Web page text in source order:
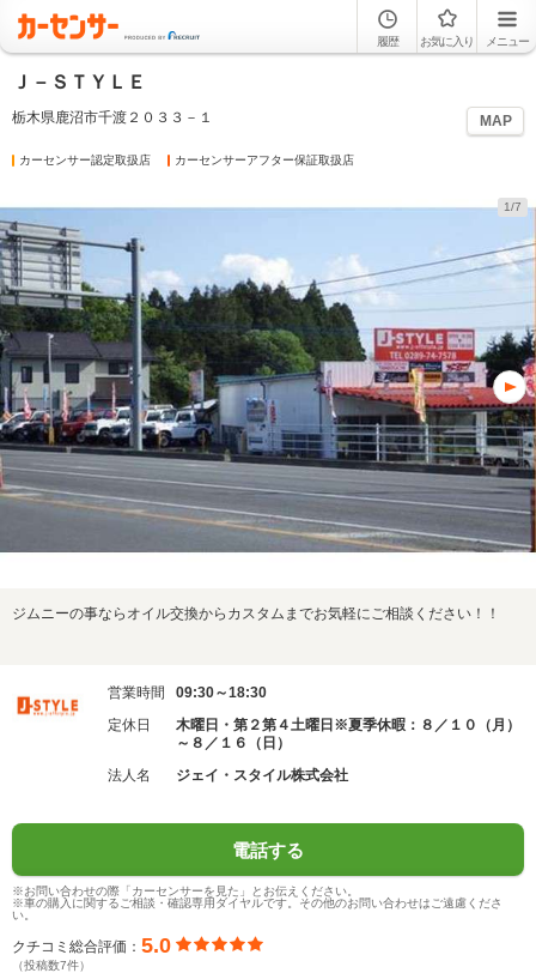
履歴 お気に入り メニュー
Ｊ－ＳＴＹＬＥ
栃木県鹿沼市千渡２０３３－１ MAP
カーセンサー認定取扱店 カーセンサーアフター保証取扱店
1/7
ジムニーの事ならオイル交換からカスタムまでお気軽にご相談ください！！
営業時間
09:30～18:30
定休日
木曜日・第２第４土曜日※夏季休暇：８／１０（月）
～８／１６（日）
法人名
ジェイ・スタイル株式会社
電話する
※お問い合わせの際「カーセンサーを見た」とお伝えください。
※車の購入に関するご相談・確認専用ダイヤルです。その他のお問い合わせはご遠慮くださ
い。
クチコミ総合評価： 5.0
（投稿数7件）